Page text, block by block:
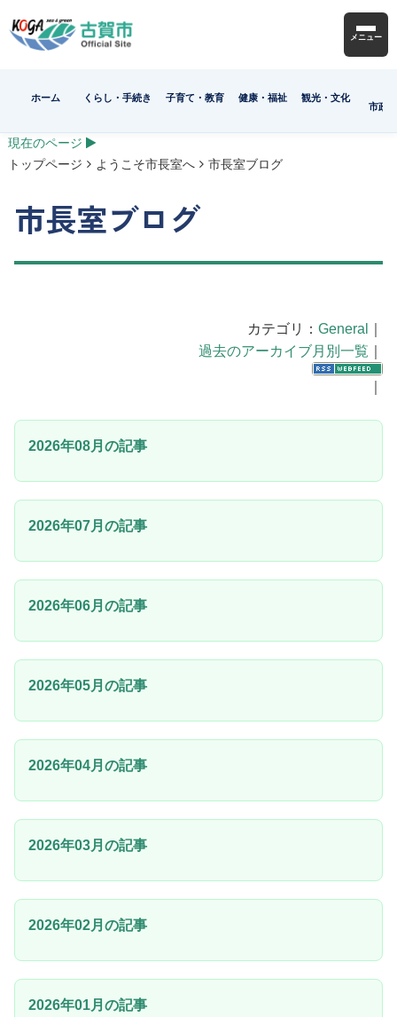
メニュー
ホーム くらし・手続き 子育て・教育 健康・福祉
観光・文化
市政
現在のページ
トップページ
ようこそ市長室へ 市長室ブログ
市長室ブログ
カテゴリ： General
過去のアーカイブ月別一覧
2026年08月の記事
2026年07月の記事
2026年06月の記事
2026年05月の記事
2026年04月の記事
2026年03月の記事
2026年02月の記事
2026年01月の記事